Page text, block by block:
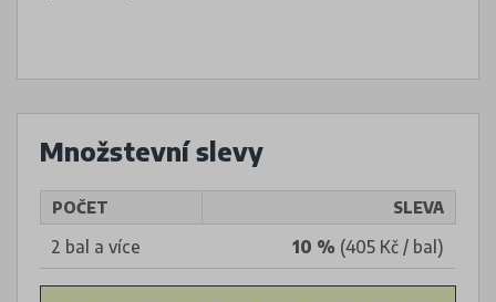
Množstevní slevy
POČET SLEVA
2 bal a více 10 % (405 Kč / bal)